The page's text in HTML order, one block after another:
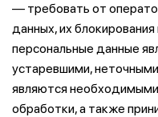
— требовать от
данных, их
персональные данные
устаревшими,
являются
обработки, а также